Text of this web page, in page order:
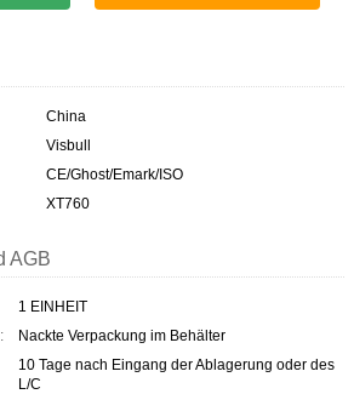
China
Visbull
CE/Ghost/Emark/ISO
XT760
AGB
1 EINHEIT
Nackte Verpackung im Behälter
10 Tage nach Eingang der Ablagerung oder des
L/C